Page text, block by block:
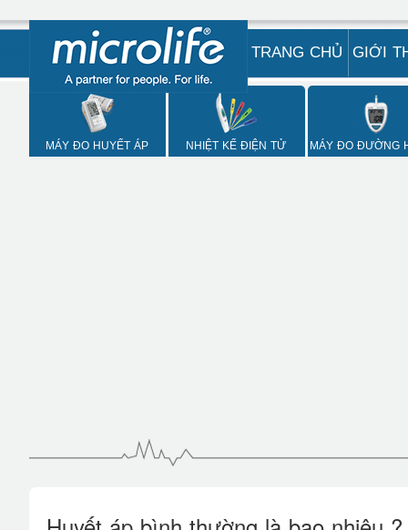
TRANG CHỦ GIỚI
MÁY ĐO HUYẾT ÁP NHIỆT KẾ ĐIỆN TỬ MÁY ĐO ĐƯỜNG